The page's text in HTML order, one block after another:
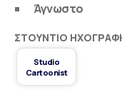
Άγνωστο
ΣΤΟΎΝΤΙΟ
Studio
Cartoonist